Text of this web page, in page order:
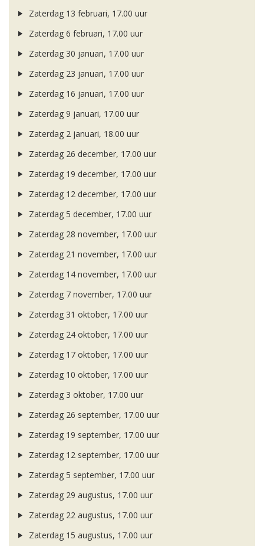
Zaterdag 13 februari, 17.00 uur
Zaterdag 6 februari, 17.00 uur
Zaterdag 30 januari, 17.00 uur
Zaterdag 23 januari, 17.00 uur
Zaterdag 16 januari, 17.00 uur
Zaterdag 9 januari, 17.00 uur
Zaterdag 2 januari, 18.00 uur
Zaterdag 26 december, 17.00 uur
Zaterdag 19 december, 17.00 uur
Zaterdag 12 december, 17.00 uur
Zaterdag 5 december, 17.00 uur
Zaterdag 28 november, 17.00 uur
Zaterdag 21 november, 17.00 uur
Zaterdag 14 november, 17.00 uur
Zaterdag 7 november, 17.00 uur
Zaterdag 31 oktober, 17.00 uur
Zaterdag 24 oktober, 17.00 uur
Zaterdag 17 oktober, 17.00 uur
Zaterdag 10 oktober, 17.00 uur
Zaterdag 3 oktober, 17.00 uur
Zaterdag 26 september, 17.00 uur
Zaterdag 19 september, 17.00 uur
Zaterdag 12 september, 17.00 uur
Zaterdag 5 september, 17.00 uur
Zaterdag 29 augustus, 17.00 uur
Zaterdag 22 augustus, 17.00 uur
Zaterdag 15 augustus, 17.00 uur